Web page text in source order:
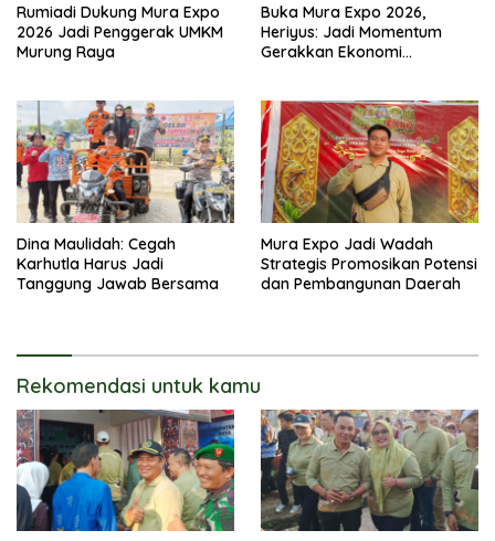
Rumiadi Dukung Mura Expo
2026 Jadi Penggerak UMKM
Murung Raya
Buka Mura Expo 2026,
Heriyus: Jadi Momentum
Gerakkan Ekonomi
Dina Maulidah: Cegah
Karhutla Harus Jadi
Tanggung Jawab Bersama
Mura Expo Jadi Wadah
Strategis Promosikan Potensi
dan Pembangunan Daerah
Rekomendasi untuk kamu